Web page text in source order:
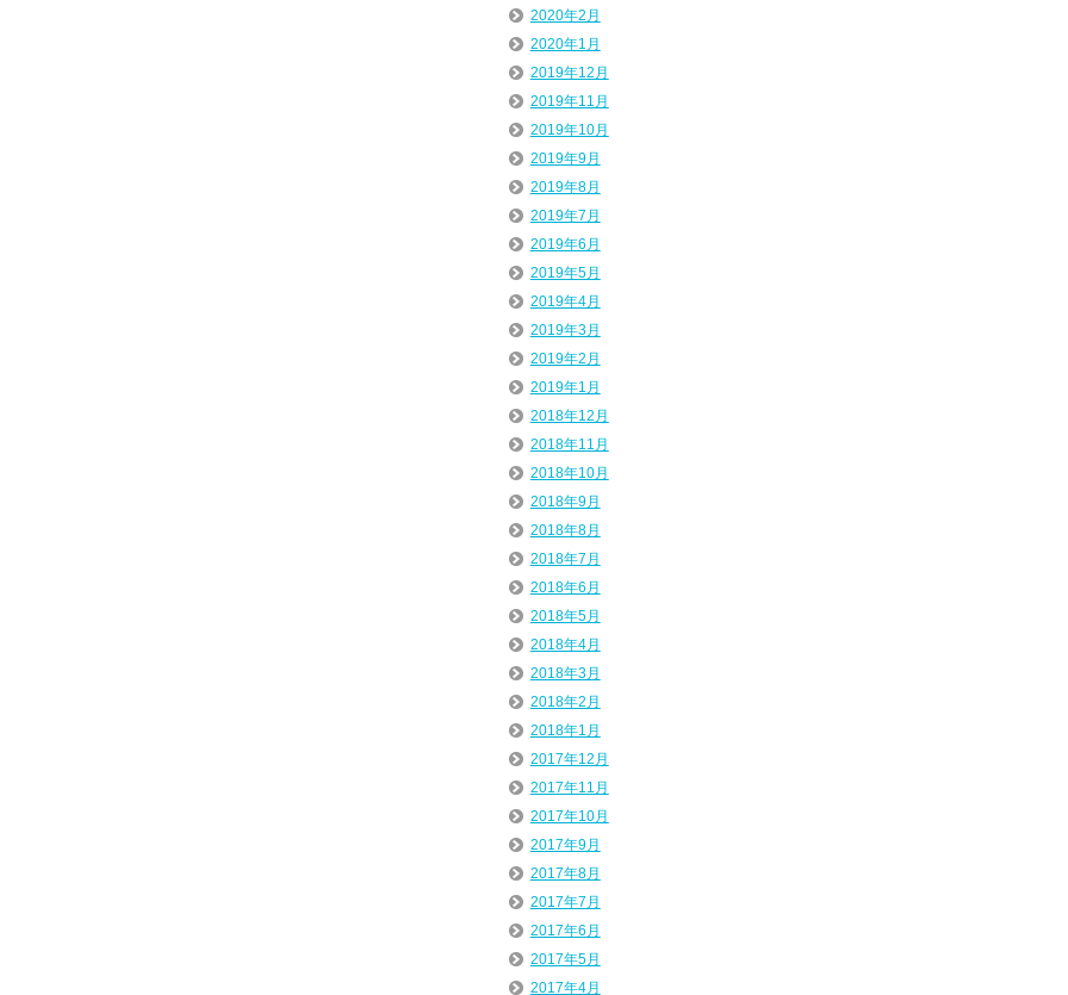
2020年2月
2020年1月
2019年12月
2019年11月
2019年10月
2019年9月
2019年8月
2019年7月
2019年6月
2019年5月
2019年4月
2019年3月
2019年2月
2019年1月
2018年12月
2018年11月
2018年10月
2018年9月
2018年8月
2018年7月
2018年6月
2018年5月
2018年4月
2018年3月
2018年2月
2018年1月
2017年12月
2017年11月
2017年10月
2017年9月
2017年8月
2017年7月
2017年6月
2017年5月
2017年4月